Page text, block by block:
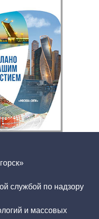
службой по надзору
и массовых